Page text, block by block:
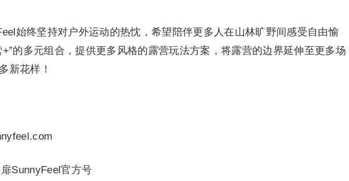
始终坚持对户外运动的热忱，希望陪伴更多人在山林旷野间感受自由愉
的多元组合，提供更多风格的露营玩法方案，将露营的边界延伸至更多场
新花样！
SunnyFeel官方号